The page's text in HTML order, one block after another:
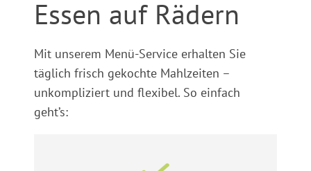
Essen auf Rädern
Mit unserem Menü-Service erhalten Sie
täglich frisch gekochte Mahlzeiten –
unkompliziert und flexibel. So einfach
geht’s: